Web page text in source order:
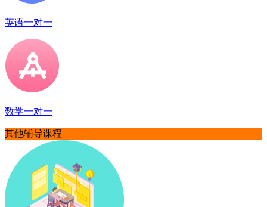
英语一对一
数学一对一
其他辅导课程